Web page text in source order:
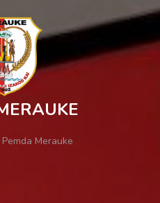
Merauke